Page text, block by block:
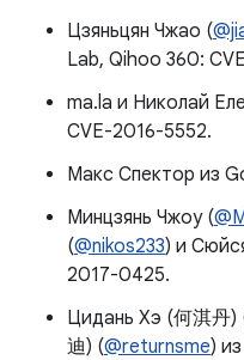
Цзяньцян Чжао (
Lab, Qihoo 360:
ma.la и Николай
CVE-2016-5552.
Макс Спектор из
Минцзянь Чжоу (
(@nikos233) и
2017-0425.
Цидань Хэ (何淇丹)
迪) (@returnsme)